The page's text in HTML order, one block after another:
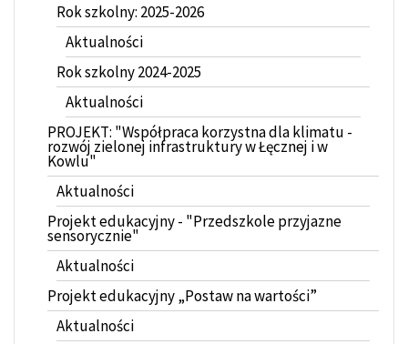
Rok szkolny: 2025-2026
Aktualności
Rok szkolny 2024-2025
Aktualności
PROJEKT: "Współpraca korzystna dla klimatu -
rozwój zielonej infrastruktury w Łęcznej i w
Kowlu"
Aktualności
Projekt edukacyjny - "Przedszkole przyjazne
sensorycznie"
Aktualności
Projekt edukacyjny „Postaw na wartości”
Aktualności